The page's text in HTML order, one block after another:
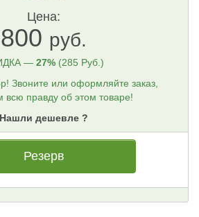
Цена:
800 руб.
— 27% (285 Руб.)
Звоните или оформляйте заказ,
всю правду об этом товаре!
Нашли дешевле ?
Резерв